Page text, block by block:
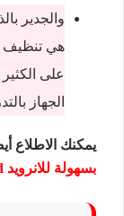
والجدير
هي تنظيف
على
الجهاز
يمكنك الاطلاع
بسهولة للانرويد Android